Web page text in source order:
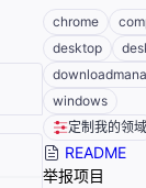
chrome
desktop
windows
定制我的领域
README
举报项目